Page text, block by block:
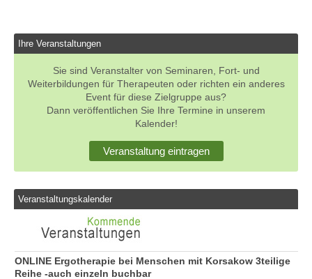
Ihre Veranstaltungen
Sie sind Veranstalter von Seminaren, Fort- und
Weiterbildungen für Therapeuten oder richten ein anderes
Event für diese Zielgruppe aus?
Dann veröffentlichen Sie Ihre Termine in unserem
Kalender!
Veranstaltung eintragen
Veranstaltungskalender
ONLINE Ergotherapie bei Menschen mit Korsakow 3teilige
Reihe -auch einzeln buchbar